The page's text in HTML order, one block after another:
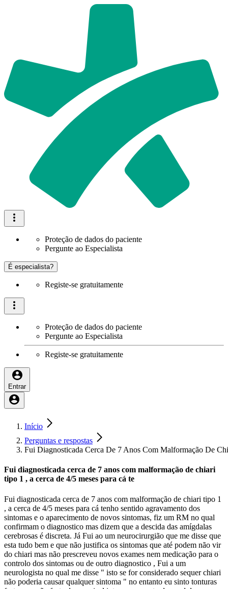
Proteção de dados do paciente
Pergunte ao Especialista
É especialista?
Registe-se gratuitamente
Proteção de dados do paciente
Pergunte ao Especialista
Registe-se gratuitamente
Entrar
Início
Perguntas e respostas
Fui Diagnosticada Cerca De 7 Anos Com Malformação De
Fui diagnosticada cerca de 7 anos com malformação de chiari
tipo 1 , a cerca de 4/5 meses para cá te
Fui diagnosticada cerca de 7 anos com malformação de chiari tipo 1
, a cerca de 4/5 meses para cá tenho sentido agravamento dos
sintomas e o aparecimento de novos sintomas, fiz um RM no qual
confirmam o diagnostico mas dizem que a descida das amígdalas
cerebrosas é discreta. Já Fui ao um neurocirurgião que me disse que
esta tudo bem e que não justifica os sintomas que até podem não vir
do chiari mas não prescreveu novos exames nem medicação para o
controlo dos sintomas ou de outro diagnostico , Fui a um
neurologista no qual me disse " isto se for considerado sequer chiari
não poderia causar qualquer sintoma " no entanto eu sinto tonturas